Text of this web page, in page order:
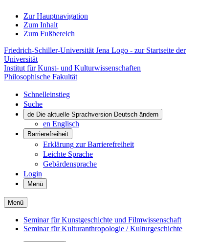
Zur Hauptnavigation
Zum Inhalt
Zum Fußbereich
Friedrich-Schiller-Universität Jena Logo - zur Startseite der
Universität
Institut für Kunst- und Kulturwissenschaften
Philosophische Fakultät
Schnelleinstieg
Suche
de Die aktuelle Sprachversion Deutsch ändern
en Englisch
Barrierefreiheit
Erklärung zur Barrierefreiheit
Leichte Sprache
Gebärdensprache
Login
Menü
Menü
Seminar für Kunstgeschichte und Filmwissenschaft
Seminar für Kulturanthropologie / Kulturgeschichte